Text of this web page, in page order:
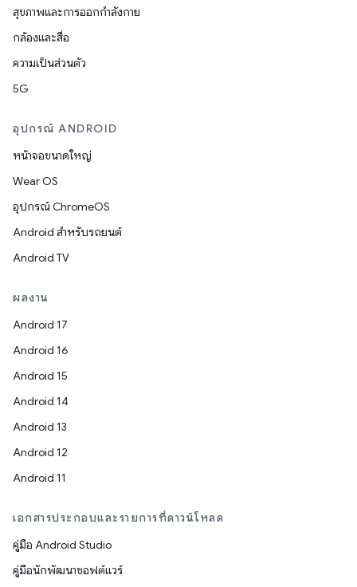
สุขภาพและการออกกำลังกาย
กล้องและสื่อ
ความเป็นส่วนตัว
5G
อุปกรณ์ ANDROID
หน้าจอขนาดใหญ่
Wear OS
อุปกรณ์ ChromeOS
Android สำหรับรถยนต์
Android TV
ผลงาน
Android 17
Android 16
Android 15
Android 14
Android 13
Android 12
Android 11
เอกสารประกอบและรายการที่ดาวน์โหลด
คู่มือ Android Studio
คู่มือนักพัฒนาซอฟต์แวร์